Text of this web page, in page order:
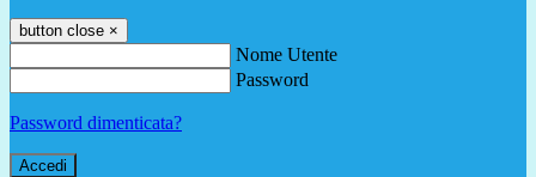
button close ×
Nome Utente
Password
Password dimenticata?